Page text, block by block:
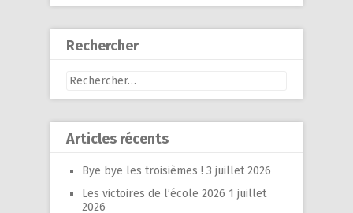
Rechercher
Rechercher :
Articles récents
Bye bye les troisièmes ! 3 juillet 2026
Les victoires de l’école 2026 1 juillet
2026